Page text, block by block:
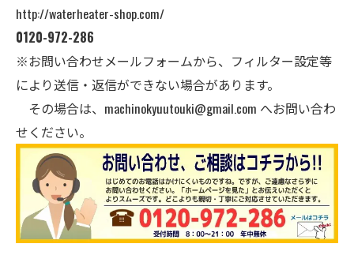
http://waterheater-shop.com/
0120-972-286
※お問い合わせメールフォームから、フィルター設定等
により送信・返信ができない場合があります。
その場合は、 machinokyuutouki@gmail.com へお問い合わ
せください。